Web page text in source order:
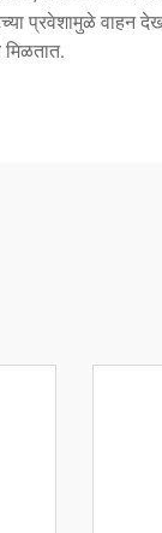
प्रवेशामुळे वाहन